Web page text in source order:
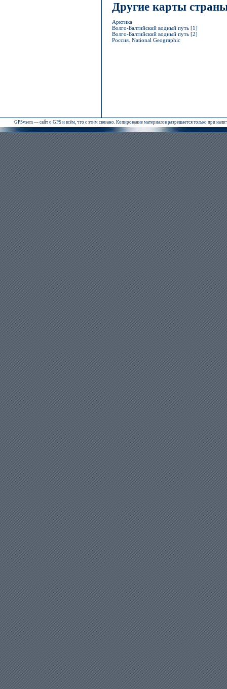
Другие карты
Арктика
Волго-Балтийский водный путь [1]
Волго-Балтийский водный путь [2]
Россия. National Geographic
GPSvsem — сайт о GPS и всём, что с этим связано. Копирование материалов разрешается только при